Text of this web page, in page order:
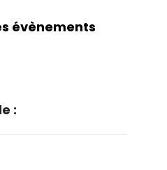
évènements
: